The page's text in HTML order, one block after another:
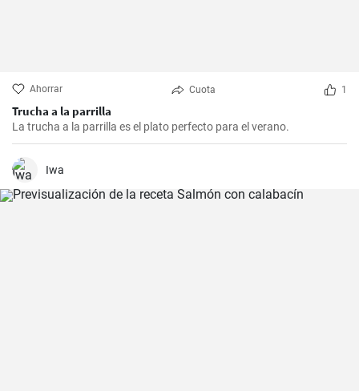
Ahorrar Cuota 1
Trucha a la parrilla
La trucha a la parrilla es el plato perfecto para el verano.
Iwa